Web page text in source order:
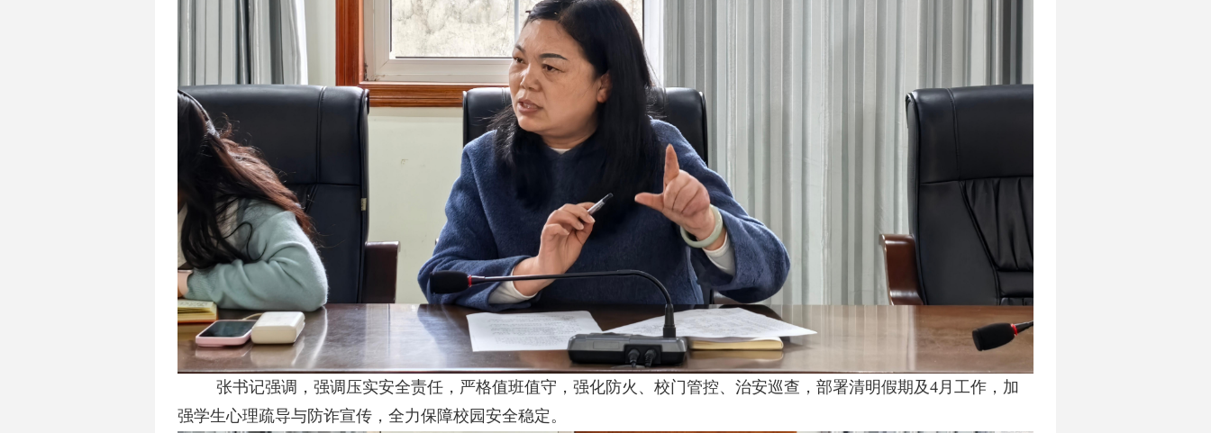
张书记强调， 强调压实安全责任，严格值班值守，强化防火、校门管控、治安巡查， 部署清明假期及4月工作， 加
强学生心理疏导与防诈宣传，全力保障校园安全稳定。